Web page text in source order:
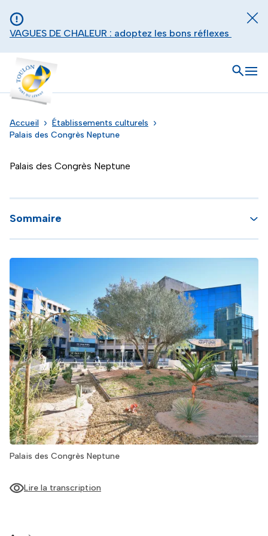
VAGUES DE CHALEUR : adoptez les bons réflexes
Toulon - Port du levant, retour à l'accueil
Ouvrir
Accueil
Établissements culturels
Palais des Congrès Neptune
Palais des Congrès Neptune
Sommaire
Palais des Congrès Neptune
Lire la transcription